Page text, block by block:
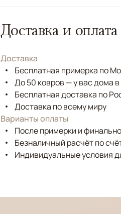
Доставка и оплата
Доставка
Бесплатная примерка по
До 50 ковров — у вас дома
Бесплатная доставка по
Доставка по всему миру
Варианты оплаты
После примерки и
Безналичный расчёт по
Индивидуальные условия